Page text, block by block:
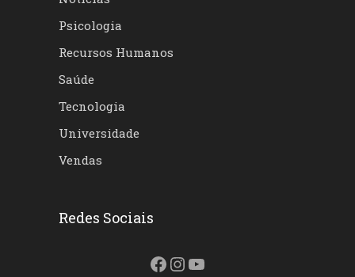
Psicologia
Recursos Humanos
Saúde
Tecnologia
Universidade
Vendas
Redes Sociais
Facebook
Instagram
Youtube